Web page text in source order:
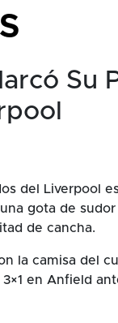
Su
del Liverpool
gota de sudor
de cancha.
la camisa del
en Anfield